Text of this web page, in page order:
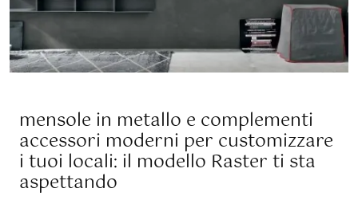
mensole in metallo e complementi
accessori moderni per customizzare
i tuoi locali: il modello Raster ti sta
aspettando